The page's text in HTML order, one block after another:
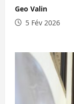
Geo Valin
5 Fév 2026